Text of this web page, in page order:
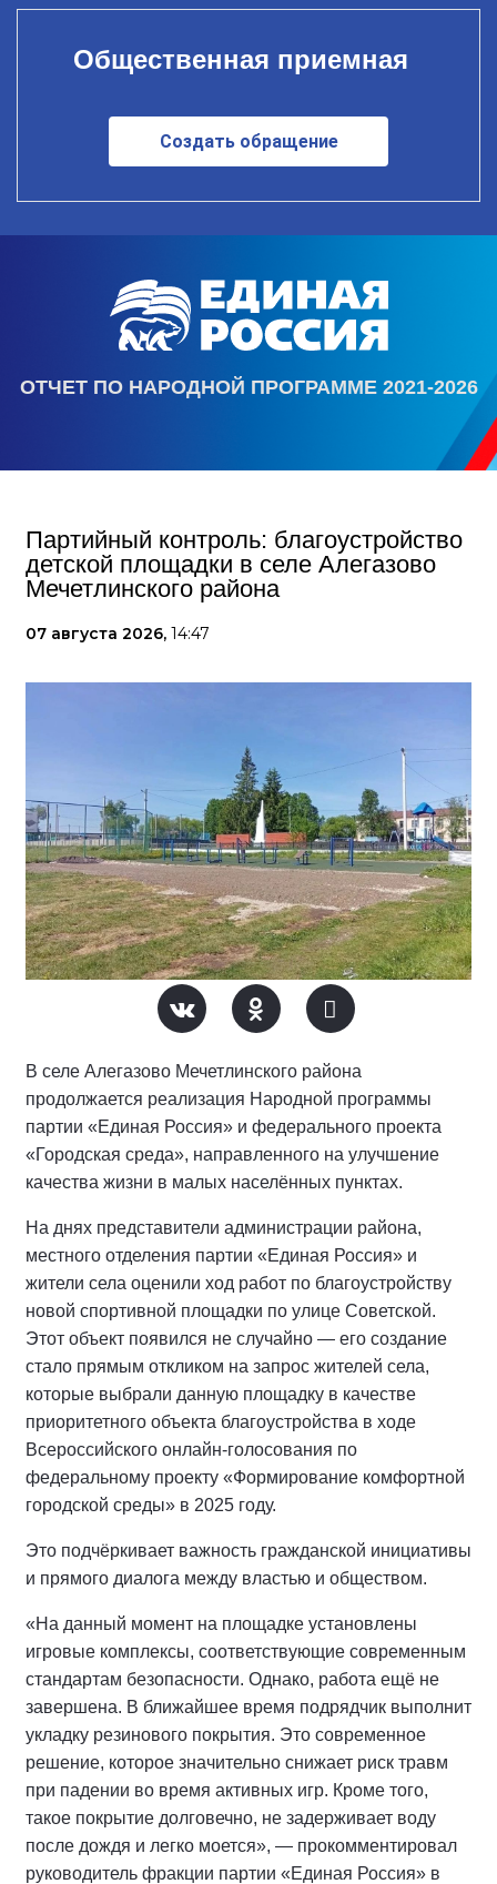
Общественная приемная
Создать обращение
ОТЧЕТ ПО НАРОДНОЙ ПРОГРАММЕ 2021-2026
Партийный контроль: благоустройство
детской площадки в селе Алегазово
Мечетлинского района
07 августа 2026, 14:47
В селе Алегазово Мечетлинского района
продолжается реализация Народной программы
партии «Единая Россия» и федерального проекта
«Городская среда», направленного на улучшение
качества жизни в малых населённых пунктах.
На днях представители администрации района,
местного отделения партии «Единая Россия» и
жители села оценили ход работ по благоустройству
новой спортивной площадки по улице Советской.
Этот объект появился не случайно — его создание
стало прямым откликом на запрос жителей села,
которые выбрали данную площадку в качестве
приоритетного объекта благоустройства в ходе
Всероссийского онлайн-голосования по
федеральному проекту «Формирование комфортной
городской среды» в 2025 году.
Это подчёркивает важность гражданской инициативы
и прямого диалога между властью и обществом.
«На данный момент на площадке установлены
игровые комплексы, соответствующие современным
стандартам безопасности. Однако, работа ещё не
завершена. В ближайшее время подрядчик выполнит
укладку резинового покрытия. Это современное
решение, которое значительно снижает риск травм
при падении во время активных игр. Кроме того,
такое покрытие долговечно, не задерживает воду
после дождя и легко моется», — прокомментировал
руководитель фракции партии «Единая Россия» в